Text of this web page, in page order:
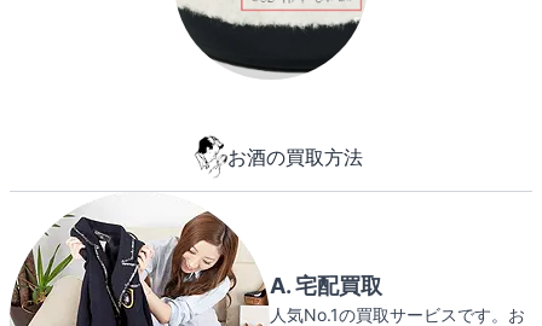
お酒の買取方法
A. 宅配買取
人気No.1の買取サービスです。お